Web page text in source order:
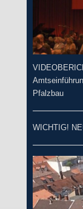
Pfalzbau
WICHTIG!